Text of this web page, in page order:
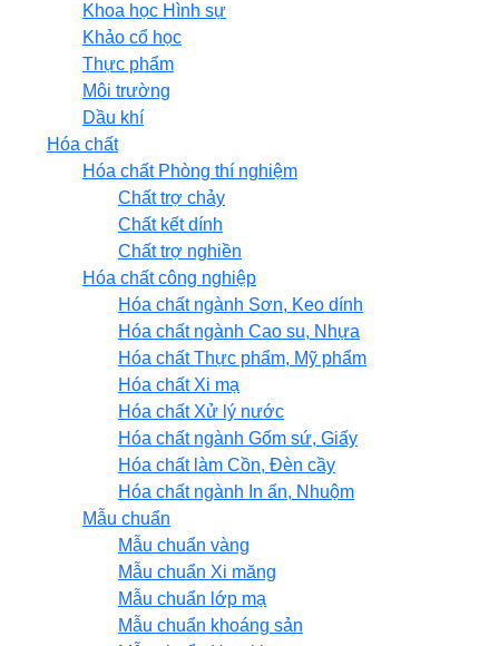
Khoa học Hình sự
Khảo cổ học
Thực phẩm
Môi trường
Dầu khí
Hóa chất
Hóa chất Phòng thí nghiệm
Chất trợ chảy
Chất kết dính
Chất trợ nghiền
Hóa chất công nghiệp
Hóa chất ngành Sơn, Keo dính
Hóa chất ngành Cao su, Nhựa
Hóa chất Thực phẩm, Mỹ phẩm
Hóa chất Xi mạ
Hóa chất Xử lý nước
Hóa chất ngành Gốm sứ, Giấy
Hóa chất làm Cồn, Đèn cầy
Hóa chất ngành In ấn, Nhuộm
Mẫu chuẩn
Mẫu chuẩn vàng
Mẫu chuẩn Xi măng
Mẫu chuẩn lớp mạ
Mẫu chuẩn khoáng sản